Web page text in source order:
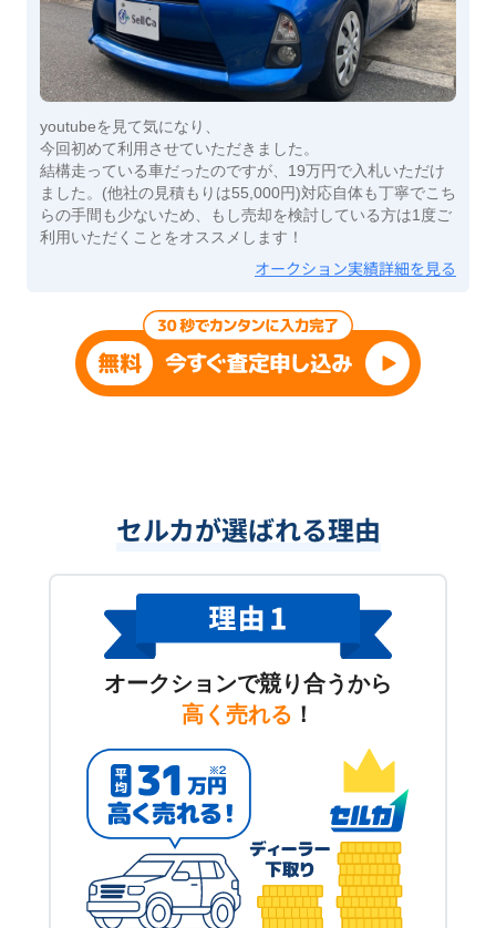
youtubeを見て気になり、
今回初めて利用させていただきました。
結構走っている車だったのですが、19万円で入札いただけ
ました。(他社の見積もりは55,000円)対応自体も丁寧でこち
らの手間も少ないため、もし売却を検討している方は1度ご
利用いただくことをオススメします！
オークション実績詳細を見る
セルカが選ばれる理由
オークションで競り合うから
高く売れる ！